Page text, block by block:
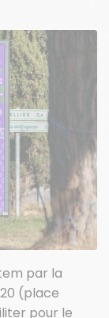
par la
(place
pour le